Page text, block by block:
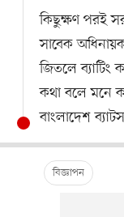
কিছুক্ষণ পরই
সাবেক
জিতলে ব্যাটিং
কথা বলে মনে
বাংলাদেশ